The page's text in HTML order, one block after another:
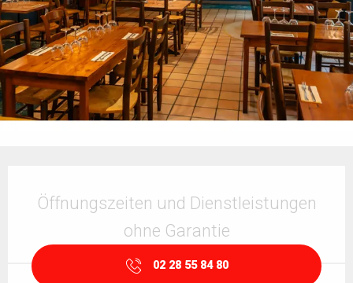
Öffnungszeiten und Dienstleistungen
ohne Garantie
02 28 55 84 80